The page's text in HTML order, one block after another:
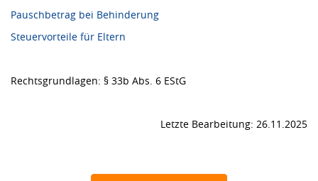
Pauschbetrag bei Behinderung
Steuervorteile für Eltern
Rechtsgrundlagen: § 33b Abs. 6 EStG
Letzte Bearbeitung: 26.11.2025